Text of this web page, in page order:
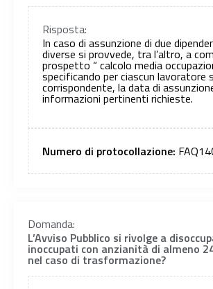
Risposta:
In caso di assunzione di due
diverse si provvede, tra l’altro, a
prospetto “ calcolo media
specificando per ciascun lavoratore
corrispondente, la data di
informazioni pertinenti richieste.
Numero di protocollazione:
Domanda:
L’Avviso Pubblico si rivolge a
inoccupati con anzianità di almeno
nel caso di trasformazione?